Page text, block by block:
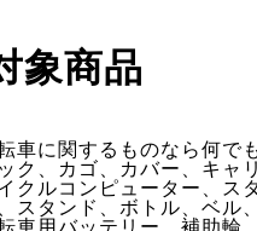
象商品
車に関するものなら何で
ク、カゴ、カバー、キャ
クルコンピューター、ス
スタンド、ボトル、ベル
車用バッテリー、補助輪